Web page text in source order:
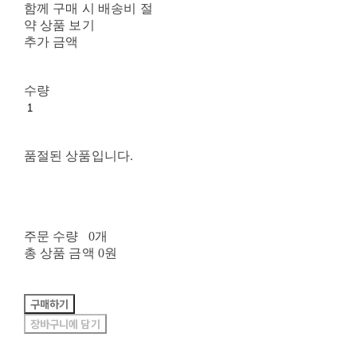
함께 구매 시 배송비 절
약 상품 보기
추가 금액
수량
품절된 상품입니다.
주문 수량
0개
총 상품 금액 0원
구매하기
장바구니에 담기